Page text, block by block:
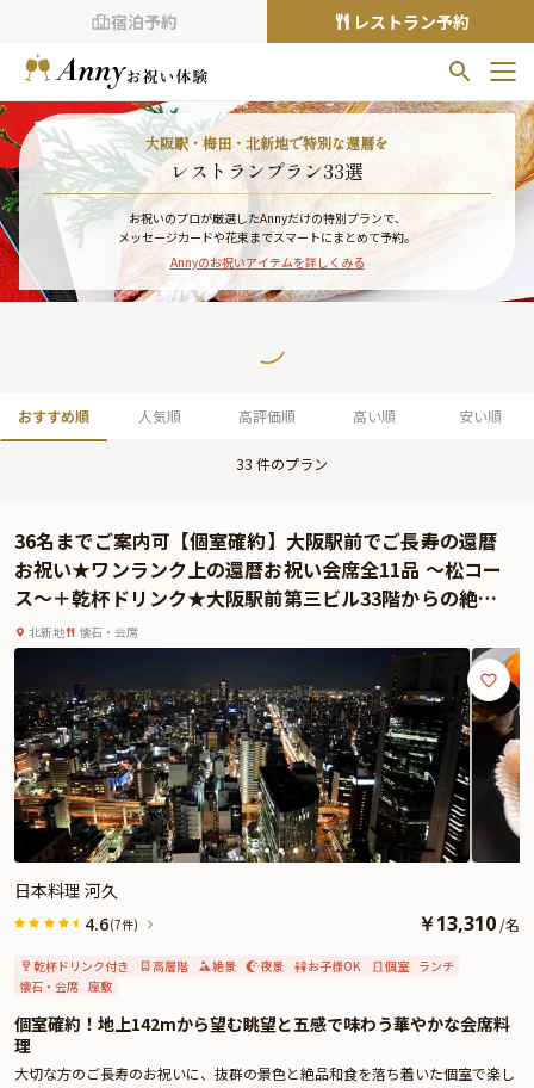
宿泊予約 レストラン予約
お気に入りプラン
お気に入りの登録がありません
プランの をクリックすることで
お気に入りに追加できます。
閲覧履歴
過去に見たお店が最大10件まで表示されます。
TOP
よくあるご質問
お問い合わせ
大阪駅・梅田・北新地で特別な還暦を
レストランプラン33選
お祝いのプロが厳選したAnnyだけの特別プランで、
メッセージカードや花束までスマートにまとめて予約。
Annyのお祝いアイテムを詳しくみる
おすすめ順 人気順 高評価順 高い順 安い順
33 件のプラン
36名までご案内可【個室確約】大阪駅前でご長寿の還暦
お祝い★ワンランク上の還暦お祝い会席全11品 ～松コー
ス～＋乾杯ドリンク★大阪駅前第三ビル33階からの絶景
と共に
北新地 懐石・会席
日本料理 河久
4.6(7件) ￥13,310 /名
乾杯ドリンク付き 高層階 絶景 夜景 お子様OK 個室 ランチ
懐石・会席 座敷
個室確約！地上142mから望む眺望と五感で味わう華やかな会席料
理
大切な方のご長寿のお祝いに、抜群の景色と絶品和食を落ち着いた個室で楽し